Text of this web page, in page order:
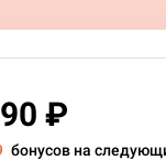
₽
бонусов на